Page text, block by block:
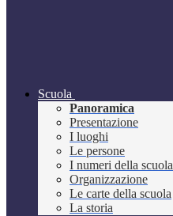
Scuola
Panoramica
Presentazione
I luoghi
Le persone
I numeri della scuola
Organizzazione
Le carte della scuola
La storia